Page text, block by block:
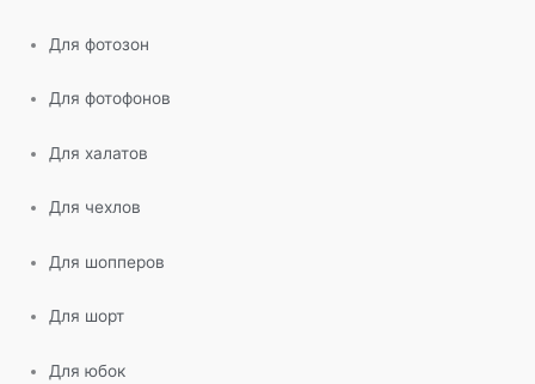
Для фотозон
Для фотофонов
Для халатов
Для чехлов
Для шопперов
Для шорт
Для юбок